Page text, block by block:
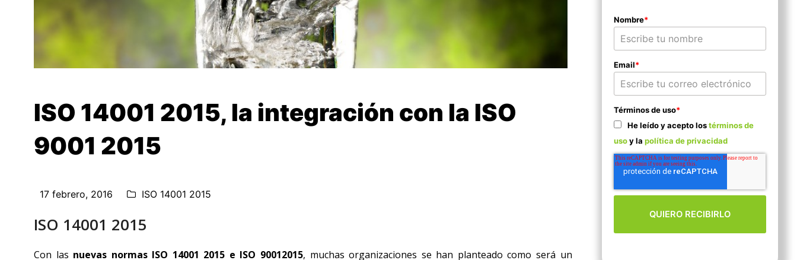
ISO 14001 2015, la integración con la ISO
9001 2015
17 febrero, 2016 ISO 14001 2015
ISO 14001 2015
Con las nuevas normas ISO 14001 2015 e ISO 90012015, muchas organizaciones se han planteado como será un
Nombre*
Email*
Términos de uso*
He leído y acepto lostérminos de
usoy la política de privacidad